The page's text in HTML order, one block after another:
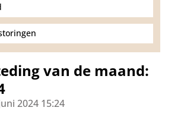
van de maand:
2024 15:24